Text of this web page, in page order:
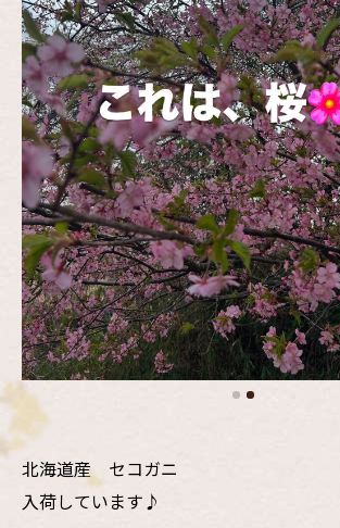
北海道産 セコガニ
入荷しています♪